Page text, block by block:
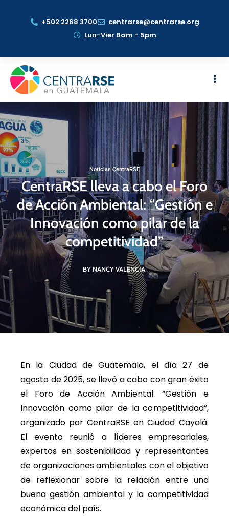
+502 2268 3700
centrarse@centrarse.org
Lun-Vier 8am - 5pm
Noticias CentraRSE
CentraRSE lleva a cabo el Foro
de Acción Ambiental: “Gestión e
Innovación como pilar de la
competitividad”
BY NANCY VALENCIA
En la Ciudad de Guatemala, el día 27 de
agosto de 2025, se llevó a cabo con gran éxito
el Foro de Acción Ambiental: “Gestión e
Innovación como pilar de la competitividad”,
organizado por CentraRSE en Ciudad Cayalá.
El evento reunió a líderes empresariales,
expertos en sostenibilidad y representantes
de organizaciones ambientales con el objetivo
de reflexionar sobre la relación entre una
buena gestión ambiental y la competitividad
económica del país.